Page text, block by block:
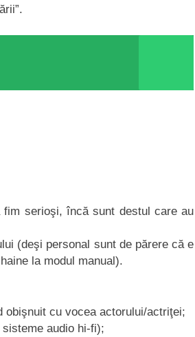
serioşi, încă sunt destul care au
(deşi personal sunt de părere că e
la modul manual).
obişnuit cu vocea actorului/actriţei;
audio hi-fi);